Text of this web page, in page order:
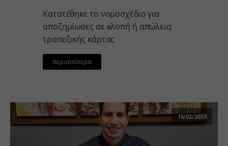
Κατατέθηκε το νομοσχέδιο για
αποζημίωσες σε κλοπή ή απώλεια
τραπεζικής κάρτας
περισσότερα
15/02/2023